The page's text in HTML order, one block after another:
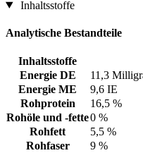
Inhaltsstoffe
Analytische Bestandteile
Inhaltsstoffe
Energie DE
11,3
Energie ME
9,6 IE
Rohprotein
16,5 %
Rohöle und -fette0 %
Rohfett
5,5 %
Rohfaser
9 %